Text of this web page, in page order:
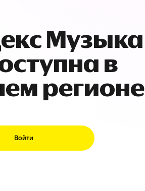
Музыка
в
регионе
Войти